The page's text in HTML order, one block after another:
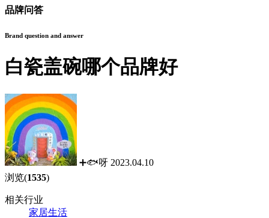
品牌问答
Brand question and answer
白瓷盖碗哪个品牌好
➕🐟呀 2023.04.10
浏览(1535)
相关行业
家居生活